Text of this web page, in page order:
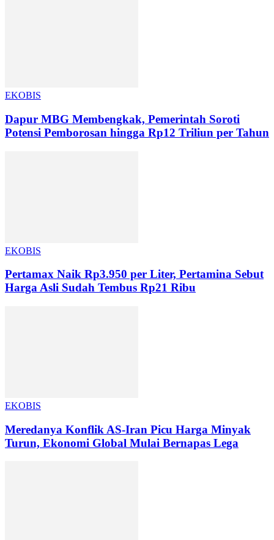
EKOBIS
Dapur MBG Membengkak, Pemerintah Soroti
Potensi Pemborosan hingga Rp12 Triliun per Tahun
EKOBIS
Pertamax Naik Rp3.950 per Liter, Pertamina Sebut
Harga Asli Sudah Tembus Rp21 Ribu
EKOBIS
Meredanya Konflik AS-Iran Picu Harga Minyak
Turun, Ekonomi Global Mulai Bernapas Lega